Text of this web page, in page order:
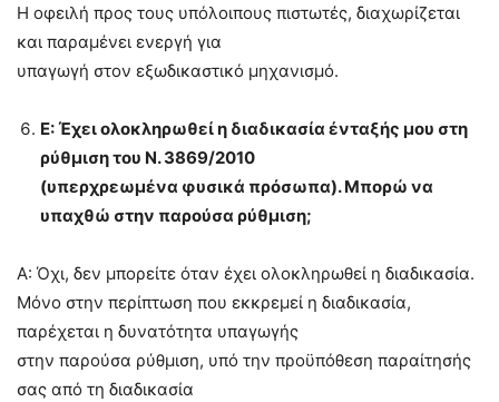
Η οφειλή προς τους υπόλοιπους πιστωτές, διαχωρίζεται
και παραμένει ενεργή για
υπαγωγή στον εξωδικαστικό μηχανισμό.
Ε: Έχει ολοκληρωθεί η διαδικασία ένταξής μου στη
ρύθμιση του Ν. 3869/2010
(υπερχρεωμένα φυσικά πρόσωπα). Μπορώ να
υπαχθώ στην παρούσα ρύθμιση;
Α: Όχι, δεν μπορείτε όταν έχει ολοκληρωθεί η διαδικασία.
Μόνο στην περίπτωση που εκκρεμεί η διαδικασία,
παρέχεται η δυνατότητα υπαγωγής
στην παρούσα ρύθμιση, υπό την προϋπόθεση παραίτησής
σας από τη διαδικασία